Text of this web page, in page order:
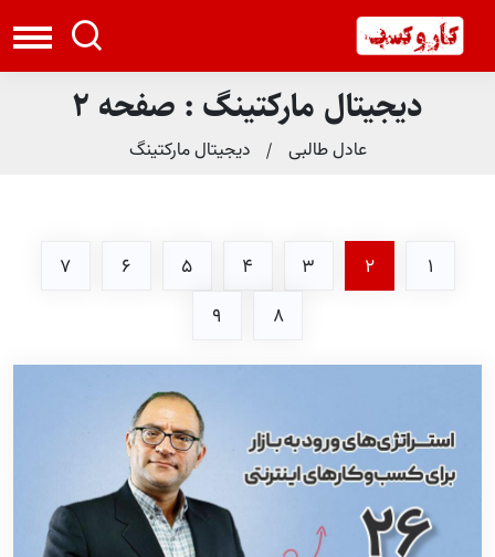
دیجیتال مارکتینگ : صفحه 2
عادل طالبی دیجیتال مارکتینگ
1
2
3
4
5
6
7
8
9